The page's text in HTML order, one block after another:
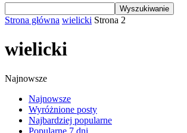
Strona główna wielicki Strona 2
wielicki
Najnowsze
Najnowsze
Wyróżnione posty
Najbardziej popularne
Popularne 7 dni